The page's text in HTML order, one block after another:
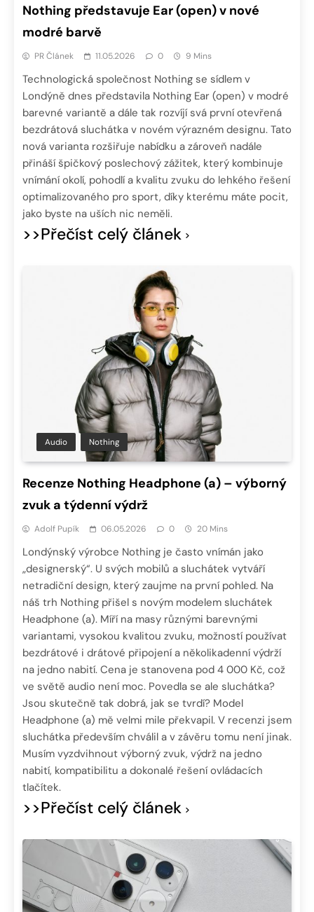
Nothing představuje Ear (open) v nové
modré barvě
PR Článek 11.05.2026 0 9 Mins
Technologická společnost Nothing se sídlem v
Londýně dnes představila Nothing Ear (open) v modré
barevné variantě a dále tak rozvíjí svá první otevřená
bezdrátová sluchátka v novém výrazném designu. Tato
nová varianta rozšiřuje nabídku a zároveň nadále
přináší špičkový poslechový zážitek, který kombinuje
vnímání okolí, pohodlí a kvalitu zvuku do lehkého řešení
optimalizovaného pro sport, díky kterému máte pocit,
jako byste na uších nic neměli.
>>Přečíst celý článek
Audio Nothing
Recenze Nothing Headphone (a) – výborný
zvuk a týdenní výdrž
Adolf Pupík 06.05.2026 0 20 Mins
Londýnský výrobce Nothing je často vnímán jako
„designerský“. U svých mobilů a sluchátek vytváří
netradiční design, který zaujme na první pohled. Na
náš trh Nothing přišel s novým modelem sluchátek
Headphone (a). Míří na masy různými barevnými
variantami, vysokou kvalitou zvuku, možností používat
bezdrátové i drátové připojení a několikadenní výdrží
na jedno nabití. Cena je stanovena pod 4 000 Kč, což
ve světě audio není moc. Povedla se ale sluchátka?
Jsou skutečně tak dobrá, jak se tvrdí? Model
Headphone (a) mě velmi mile překvapil. V recenzi jsem
sluchátka především chválil a v závěru tomu není jinak.
Musím vyzdvihnout výborný zvuk, výdrž na jedno
nabití, kompatibilitu a dokonalé řešení ovládacích
tlačítek.
>>Přečíst celý článek